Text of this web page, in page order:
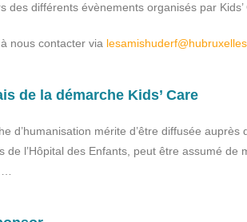
des différents évènements organisés par Kids’
à nous contacter via
de la démarche Kids’ Care
d’humanisation mérite d’être diffusée
de l’Hôpital des Enfants, peut être assumé
…